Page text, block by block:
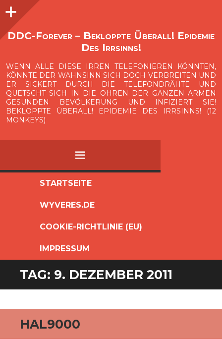
O
p
e
n
i
d
e
b
a
DDC-Forever – Bekloppte Überall! Epidemie
Des Irrsinns!
WENN ALLE DIESE IRREN TELEFONIEREN KÖNNTEN,
KÖNNTE DER WAHNSINN SICH DOCH VERBREITEN UND
ER SICKERT DURCH DIE TELEFONDRÄHTE UND
QUETSCHT SICH IN DIE OHREN DER GANZEN ARMEN
GESUNDEN BEVÖLKERUNG UND INFIZIERT SIE!
BEKLOPPTE ÜBERALL! EPIDEMIE DES IRRSINNS! (12
MONKEYS)
MENÜ
SPRINGEN
STARTSEITE
WYVERES.DE
COOKIE-RICHTLINIE (EU)
IMPRESSUM
Seitenleiste
TAG: 9. DEZEMBER 2011
HAL9000